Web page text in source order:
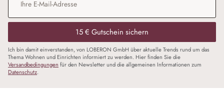
15 € Gutschein sichern
Ich bin damit einverstanden, von LOBERON GmbH über aktuelle Trends rund um das
Thema Wohnen und Einrichten informiert zu werden. Hier finden Sie die
Versandbedingungen für den Newsletter und die allgemeinen Informationen zum
Datenschutz.